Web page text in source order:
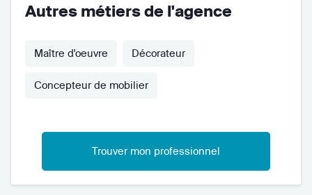
Autres métiers de l'agence
Maître d'oeuvre Décorateur
Concepteur de mobilier
Trouver mon professionnel